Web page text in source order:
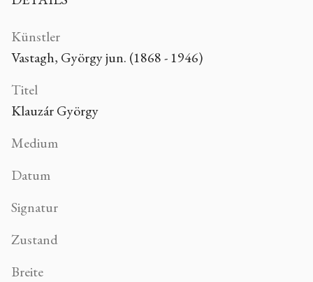
Künstler
Vastagh, György jun. (1868 - 1946)
Titel
Klauzár György
Medium
Datum
Signatur
Zustand
Breite